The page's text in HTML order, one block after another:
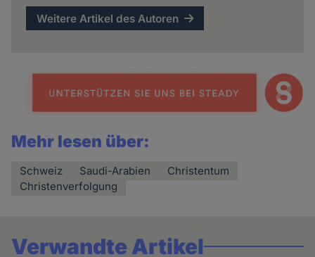
Weitere Artikel des Autoren
Mehr lesen über:
Schweiz Saudi-Arabien
Christentum
Christenverfolgung
Verwandte Artikel